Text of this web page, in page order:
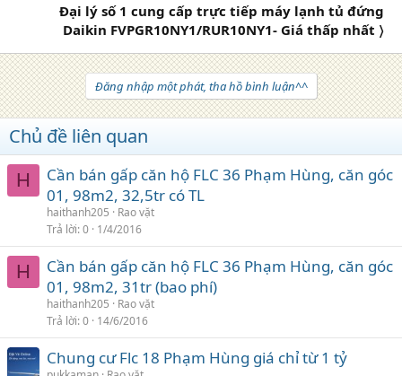
Đại lý số 1 cung cấp trực tiếp máy lạnh tủ đứng
Daikin FVPGR10NY1/RUR10NY1- Giá thấp nhất 〉
Đăng nhập một phát, tha hồ bình luận^^
Chủ đề liên quan
H
Cần bán gấp căn hộ FLC 36 Phạm Hùng, căn góc
01, 98m2, 32,5tr có TL
haithanh205
Rao vặt
Trả lời 0 1/4/2016
H
Cần bán gấp căn hộ FLC 36 Phạm Hùng, căn góc
01, 98m2, 31tr (bao phí)
haithanh205
Rao vặt
Trả lời 0 14/6/2016
Chung cư Flc 18 Phạm Hùng giá chỉ từ 1 tỷ